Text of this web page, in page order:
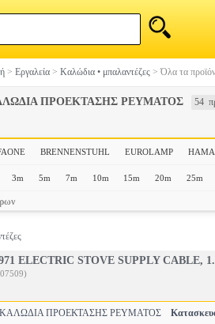
> Εργαλεία > Καλώδια • μπαλαντέζες >Όλα τα
ΠΡΟΕΚΤΑΣΗΣ ΡΕΥΜΑΤΟΣ 54
BRENNENSTUHL EUROLAMP HAMA
3m 5m 7m 10m 15m 20m 25m
ELECTRIC STOVE SUPPLY CABLE,
ΚΑΛΩΔΙΑ ΠΡΟΕΚΤΑΣΗΣ ΡΕΥΜΑΤΟΣ